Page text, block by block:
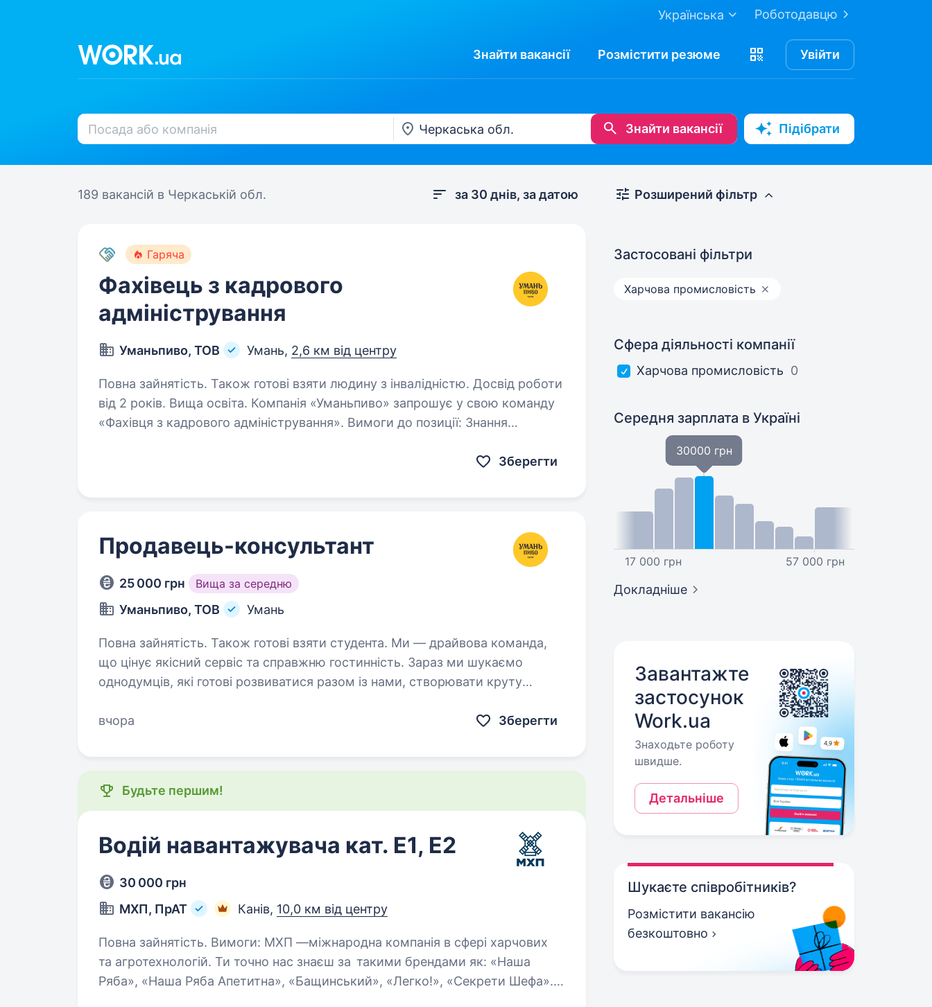
Роботодавцю
Українська
Знайти вакансії Розмістити резюме Увійти
Знайти вакансії Підібрати
189 вакансій в Черкаській обл. за 30 днів, за датою
Гаряча
Фахівець з кадрового
адміністрування
Уманьпиво, ТОВ Умань, 2,6 км від центру
Повна зайнятість. Також готові взяти людину з інвалідністю. Досвід роботи
від 2 років. Вища освіта. Компанія «Уманьпиво» запрошує у свою команду
«Фахівця з кадрового адміністрування». Вимоги до позиції: Знання
Зберегти
Продавець-консультант
25 000 грн Вища за середню
Уманьпиво, ТОВ Умань
Повна зайнятість. Також готові взяти студента. Ми — драйвова команда,
що цінує якісний сервіс та справжню гостинність. Зараз ми шукаємо
однодумців, які готові розвиватися разом із нами, створювати круту
вчора
Зберегти
Будьте першим!
Водій навантажувача кат. Е1, Е2
30 000 грн
МХП, ПрАТ
Канів, 10,0 км від центру
Повна зайнятість. Вимоги: МХП —міжнародна компанія в сфері харчових
та агротехнологій. Ти точно нас знаєш за такими брендами як: «Наша
Ряба», «Наша Ряба Апетитна», «Бащинський», «Легко!», «Секрети Шефа».
Розширений фільтр
Застосовані фільтри
Харчова промисловість
Сфера діяльності компанії
Харчова промисловість 0
Середня зарплата в Україні
17 000 грн
30000 грн
57 000 грн
Докладніше
Завантажте
застосунок
Work.ua
Знаходьте роботу
швидше.
Детальніше
Шукаєте співробітників?
Розмістити вакансію
безкоштовно